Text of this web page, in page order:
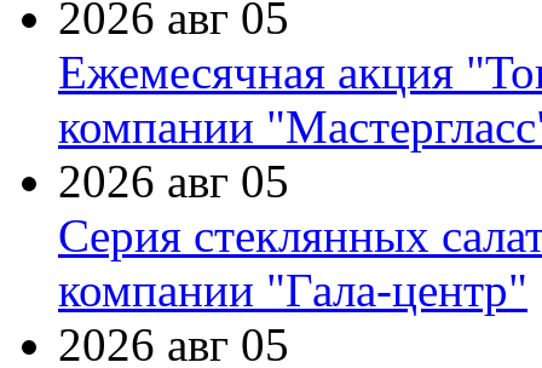
2026 авг 05
Ежемесячная акция
компании
2026 авг 05
Серия стеклянных
компании "Гала-центр"
2026 авг 05